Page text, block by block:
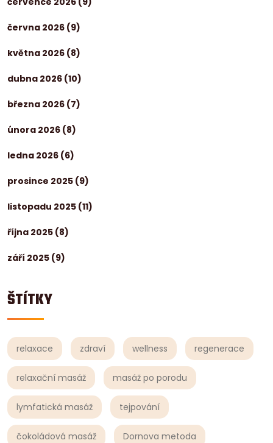
června 2026 (9)
května 2026 (8)
dubna 2026 (10)
března 2026 (7)
února 2026 (8)
ledna 2026 (6)
prosince 2025 (9)
listopadu 2025 (11)
října 2025 (8)
září 2025 (9)
ŠTÍTKY
relaxace zdraví wellness regenerace
relaxační masáž masáž po porodu
lymfatická masáž tejpování
čokoládová masáž Dornova metoda